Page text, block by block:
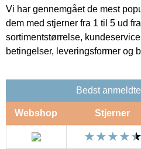
Vi har gennemgået de mest
dem med stjerner fra 1 til 5 ud
sortimentstørrelse,
betingelser, leveringsformer og
Bedst
Webshop Stjerner